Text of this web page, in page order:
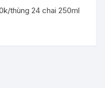
thùng 24 chai 250ml